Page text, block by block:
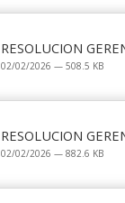
RESOLUCION
02/02/2026 — 508.5 KB
RESOLUCION
02/02/2026 — 882.6 KB